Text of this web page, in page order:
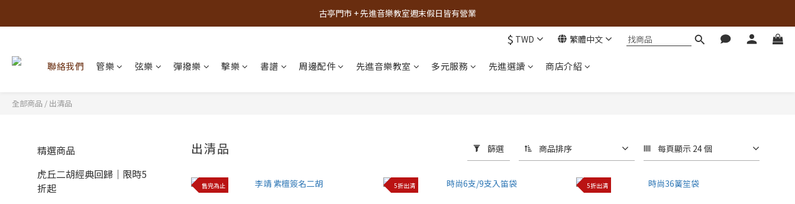
古亭門市 + 先進音樂教室週末假日皆有營業
古亭門市 + 先進音樂教室週末假日皆有營業
樂器試彈、課程體驗、場地租借，請點此加入 LINE
$ TWD 繁體中文
聯絡我們 管樂 弦樂 彈撥樂 擊樂 書譜 周邊配件 先進音樂教室 多元服務 先進選讀 商店介紹
全部商品 / 出清品
精選商品
虎丘二胡經典回歸｜限時5
折起
出清品 篩選 商品排序 每頁顯示 24 個
售完為止 5折出清 5折出清